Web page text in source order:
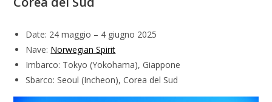
Date: 24 maggio – 4 giugno 2025
Nave: Norwegian Spirit
Imbarco: Tokyo (Yokohama), Giappone
Sbarco: Seoul (Incheon), Corea del Sud